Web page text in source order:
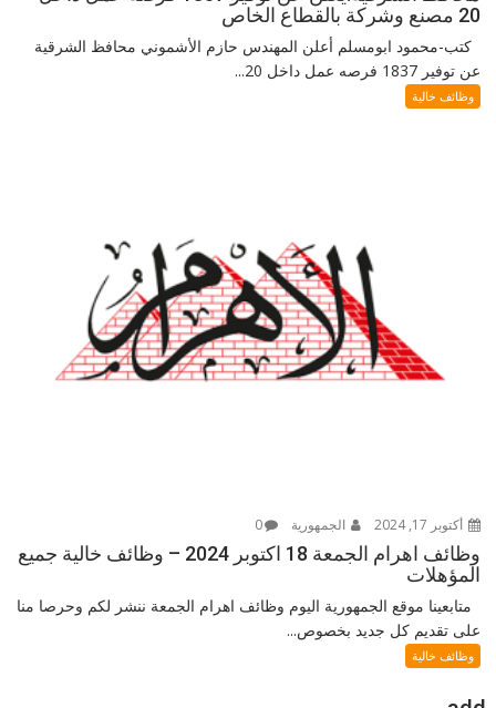
20 مصنع وشركة بالقطاع الخاص
كتب-محمود ابومسلم أعلن المهندس حازم الأشموني محافظ الشرقية
عن توفير 1837 فرصه عمل داخل 20...
وظائف خالية
أكتوبر 17, 2024 الجمهورية 0
وظائف اهرام الجمعة 18 اكتوبر 2024 – وظائف خالية جميع
المؤهلات
متابعينا موقع الجمهورية اليوم وظائف اهرام الجمعة ننشر لكم وحرصا منا
على تقديم كل جديد بخصوص...
وظائف خالية